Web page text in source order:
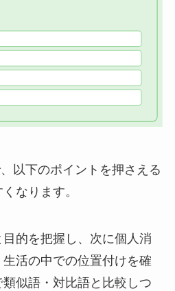
以下のポイントを押さえる
なります。
的を把握し、次に個人消
活の中での位置付けを確
似語・対比語と比較しつ